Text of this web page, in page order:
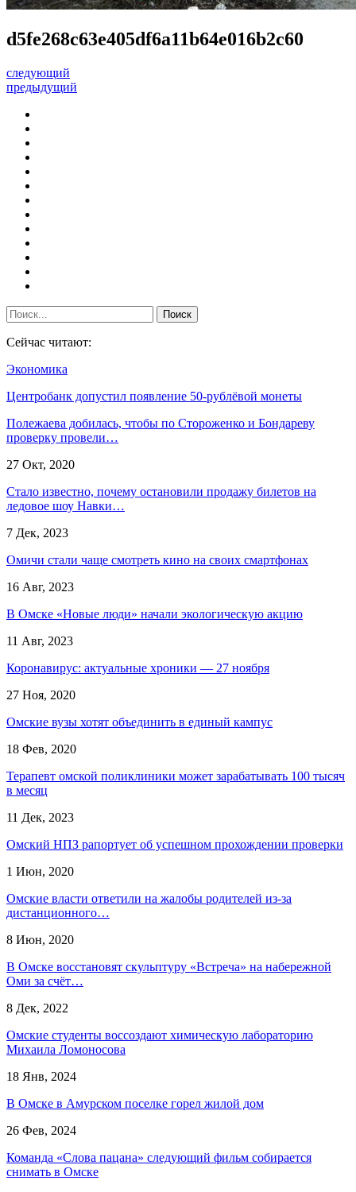
d5fe268c63e405df6a11b64e016b2c60
следующий
предыдущий
Сейчас читают:
Экономика
Центробанк допустил появление 50-рублёвой монеты
Полежаева добилась, чтобы по Стороженко и Бондареву
проверку провели…
27 Окт, 2020
Стало известно, почему остановили продажу билетов на
ледовое шоу Навки…
7 Дек, 2023
Омичи стали чаще смотреть кино на своих смартфонах
16 Авг, 2023
В Омске «Новые люди» начали экологическую акцию
11 Авг, 2023
Коронавирус: актуальные хроники — 27 ноября
27 Ноя, 2020
Омские вузы хотят объединить в единый кампус
18 Фев, 2020
Терапевт омской поликлиники может зарабатывать 100 тысяч
в месяц
11 Дек, 2023
Омский НПЗ рапортует об успешном прохождении проверки
1 Июн, 2020
Омские власти ответили на жалобы родителей из-за
дистанционного…
8 Июн, 2020
В Омске восстановят скульптуру «Встреча» на набережной
Оми за счёт…
8 Дек, 2022
Омские студенты воссоздают химическую лабораторию
Михаила Ломоносова
18 Янв, 2024
В Омске в Амурском поселке горел жилой дом
26 Фев, 2024
Команда «Слова пацана» следующий фильм собирается
снимать в Омске